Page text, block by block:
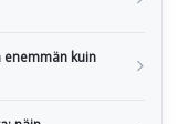
kuin